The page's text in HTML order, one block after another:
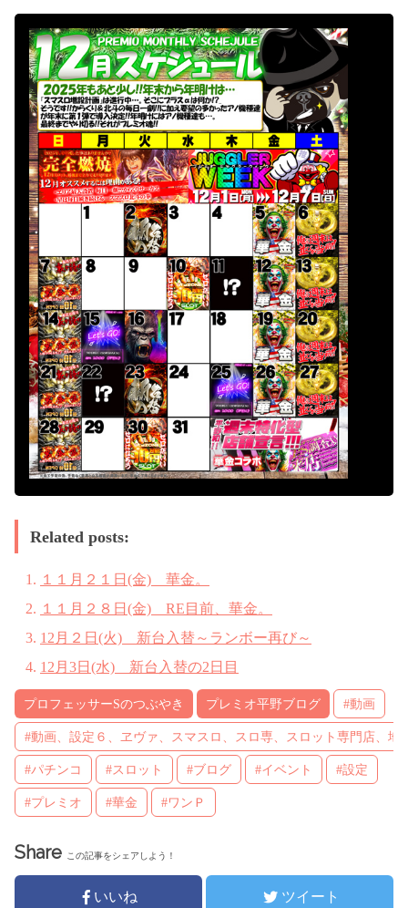
Related posts:
１１月２１日(金) 華金。
１１月２８日(金) RE目前、華金。
12月２日(火) 新台入替～ランボー再び～
12月3日(水) 新台入替の2日目
プロフェッサーSのつぶやき プレミオ平野ブログ #動画
#動画、設定６、ヱヴァ、スマスロ、スロ専、スロット専門店、地
#パチンコ #スロット #ブログ #イベント #設定
#プレミオ #華金 #ワンＰ
Share この記事をシェアしよう！
いいね ツイート